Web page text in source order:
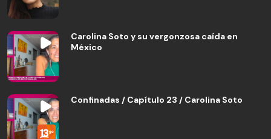
Carolina Soto y su vergonzosa caída en
México
Confinadas / Capítulo 23 / Carolina Soto